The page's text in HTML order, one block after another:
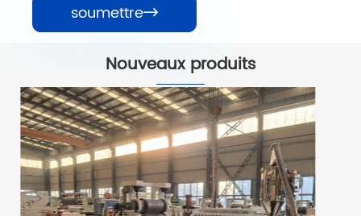
soumettre
Nouveaux produits